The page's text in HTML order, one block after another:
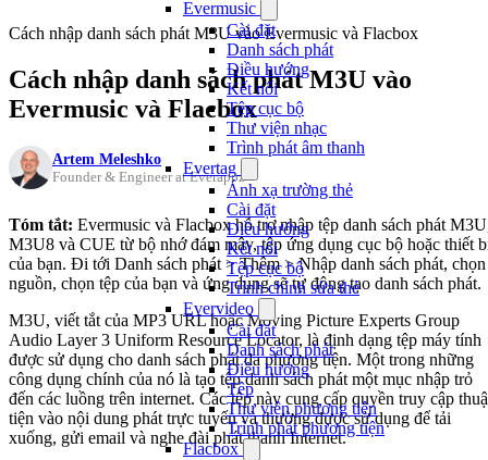
Evermusic
Cài đặt
Danh sách phát
Điều hướng
Kết nối
Tệp cục bộ
Thư viện nhạc
Trình phát âm thanh
Evertag
Ánh xạ trường thẻ
Cài đặt
Điều hướng
Kết nối
Tệp cục bộ
Trình chỉnh sửa thẻ
Evervideo
Cài đặt
Danh sách phát
Điều hướng
Tệp
Thư viện phương tiện
Trình phát phương tiện
Flacbox
Cách nhập danh sách phát M3U vào Evermusic và Flacbox
Cách nhập danh sách phát M3U vào
Evermusic và Flacbox
Artem Meleshko
Founder & Engineer at Everappz
Tóm tắt: Evermusic và Flacbox hỗ trợ nhập tệp danh sách phát
M3U8 và CUE từ bộ nhớ đám mây, tệp ứng dụng cục bộ hoặc thiết
của bạn. Đi tới Danh sách phát > Thêm > Nhập danh sách phát, chọn
nguồn, chọn tệp của bạn và ứng dụng sẽ tự động tạo danh sách phát.
M3U, viết tắt của MP3 URL hoặc Moving Picture Experts Group
Audio Layer 3 Uniform Resource Locator, là định dạng tệp máy tính
được sử dụng cho danh sách phát đa phương tiện. Một trong những
công dụng chính của nó là tạo tệp danh sách phát một mục nhập trỏ
đến các luồng trên internet. Các tệp này cung cấp quyền truy cập
tiện vào nội dung phát trực tuyến và thường được sử dụng để tải
xuống, gửi email và nghe đài phát thanh Internet.